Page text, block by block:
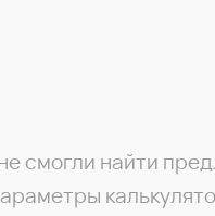
смогли найти